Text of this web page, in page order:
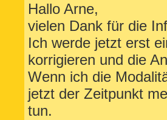
Hallo Arne,
vielen Dank für die
Ich werde jetzt erst
korrigieren und die
Wenn ich die
jetzt der Zeitpunkt
tun.